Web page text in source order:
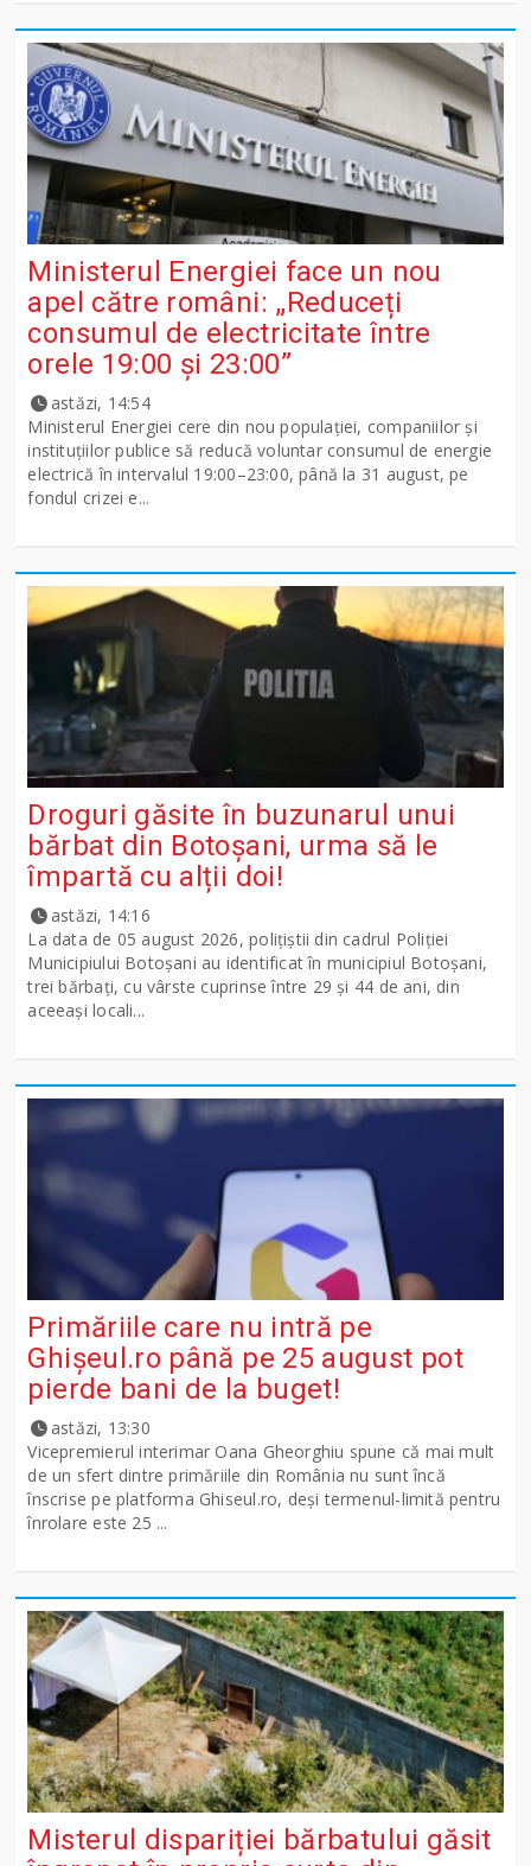
Ministerul Energiei face un nou
apel către români: „Reduceți
consumul de electricitate între
orele 19:00 și 23:00”
astăzi, 14:54
Ministerul Energiei cere din nou populației, companiilor și
instituțiilor publice să reducă voluntar consumul de energie
electrică în intervalul 19:00–23:00, până la 31 august, pe
fondul crizei e...
Droguri găsite în buzunarul unui
bărbat din Botoșani, urma să le
împartă cu alții doi!
astăzi, 14:16
La data de 05 august 2026, polițiștii din cadrul Poliției
Municipiului Botoșani au identificat în municipiul Botoșani,
trei bărbați, cu vârste cuprinse între 29 și 44 de ani, din
aceeași locali...
Primăriile care nu intră pe
Ghişeul.ro până pe 25 august pot
pierde bani de la buget!
astăzi, 13:30
Vicepremierul interimar Oana Gheorghiu spune că mai mult
de un sfert dintre primăriile din România nu sunt încă
înscrise pe platforma Ghiseul.ro, deși termenul-limită pentru
înrolare este 25 ...
Misterul dispariției bărbatului găsit